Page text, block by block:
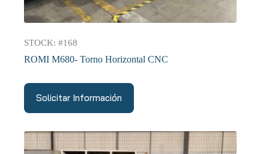
STOCK: #168
ROMI M680- Torno Horizontal CNC
Solicitar Información